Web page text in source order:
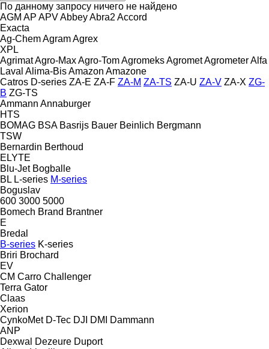
По данному запросу ничего не найдено
AGM AP APVAbbeyAbra2 Accord
Exacta
Ag-ChemAgramAgrex
XPL
AgrimatAgro-MaxAgro-TomAgromeksAgrometAgrometerAlfa
Laval Alima-BisAmazon Amazone
Catros D-series ZA-E ZA-F ZA-M ZA-TS ZA-U ZA-V ZA-X ZG-
B ZG-TS
Ammann Annaburger
HTS
BOMAG BSA Basrijs Bauer Beinlich Bergmann
TSW
Bernardin Berthoud
ELYTE
Blu-Jet Bogballe
BL L-series M-series
Boguslav
600 3000 5000
Bomech Brand Brantner
E
Bredal
B-series K-series
Briri Brochard
EV
CM Carro Challenger
Terra Gator
Claas
Xerion
CynkoMet D-Tec DJI DMI
Dammann
ANP
Dexwal
Dezeure Duport